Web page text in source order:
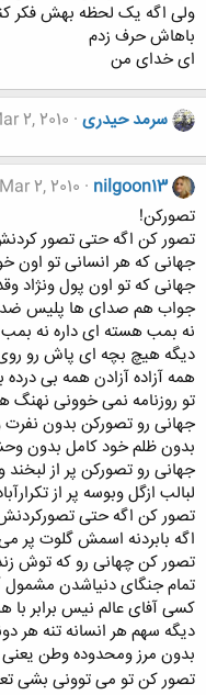
ولی اگه یک لحظه بهش فکر
باهاش حرف زدم
ای خدای من
سرمد حیدری 2, 2010
nilgoon13
Mar 2, 2010
تصورکن!
تصور کن اگه حتی تصور
جهانی که هر انسانی تو اون
جهانی که تو اون پول ونژاد
جواب هم صدای ها پلیس
نه بمب هسته ای داره نه بمب
دیگه هیچ بچه ای پاش رو
همه آزاده آزادن همه بی
تو روزنامه نمی خوونی
جهانی رو تصورکن بدون نفرت
بدون ظلم خود کامل بدون
جهانی رو تصورکن پر از لبخند
لبالب ازگل وبوسه پر از
تصور کن اگه حتی
اگه بابردنه اسمش گلوت پر
تصور کن چهانی رو که توش
تمام جنگای دنیاشدن
کسی آفای عالم نیس برابر با
دیگه سهم هر انسانه تنه هر
بدون مرز ومحدوده وطن یعنی
تصور کن تو می توونی بشی